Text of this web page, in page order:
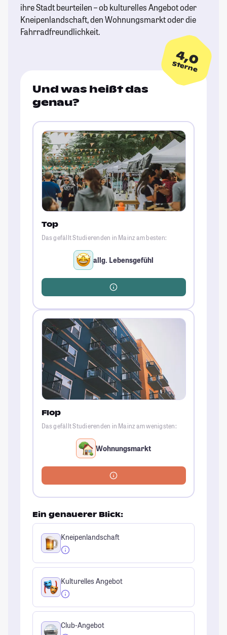
ihre Stadt beurteilen – ob kulturelles Angebot oder
Kneipenlandschaft, den Wohnungsmarkt oder die
Fahrradfreundlichkeit.
4,0
Sterne
Und was heißt das
genau?
Top
Das gefällt Studierenden in Mainz am besten:
allg. Lebensgefühl
Flop
Das gefällt Studierenden in Mainz am wenigsten:
Wohnungsmarkt
Ein genauerer Blick:
Kneipenlandschaft
Kulturelles Angebot
Club-Angebot